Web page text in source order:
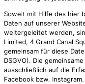
Soweit mit Hilfe des hier
Daten auf unserer
weitergeleitet werden,
Limited, 4 Grand Canal
gemeinsam für diese
DSGVO). Die
ausschließlich auf die
Facebook bzw.